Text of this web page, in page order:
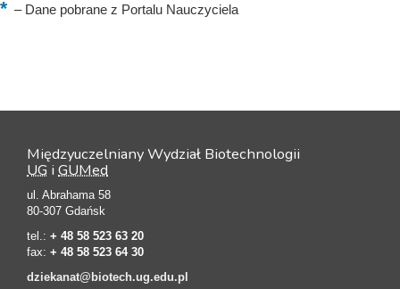
–Dane pobrane z Portalu Nauczyciela
Międzyuczelniany Wydział Biotechnologii
UG i GUMed
ul. Abrahama 58
80-307 Gdańsk
tel.: + 48 58 523 63 20
fax: + 48 58 523 64 30
dziekanat@biotech.ug.edu.pl